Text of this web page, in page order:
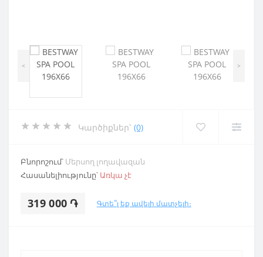
< >
Կարծիքներ՝ (0)
Բնորոշում՝ Մերսող լողավազան
Հասանելիությունը՝ Առկա չէ
319 000 ֏ Գտե՞լ եք ավելի մատչելի։